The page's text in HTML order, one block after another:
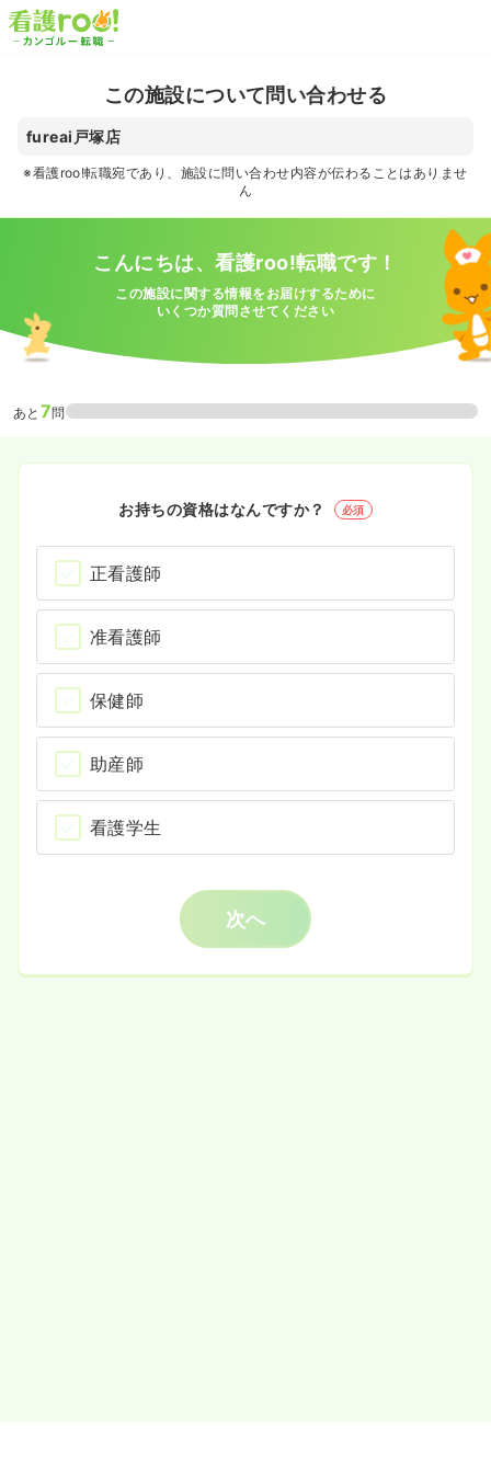
この施設について問い合わせる
fureai戸塚店
※看護roo!転職宛であり、施設に問い合わせ内容が伝わることはありませ
ん
こんにちは、看護roo!転職です！
この施設に関する情報をお届けするために
いくつか質問させてください
あと 7問
お持ちの資格はなんですか？ 必須
正看護師
准看護師
保健師
助産師
看護学生
次へ